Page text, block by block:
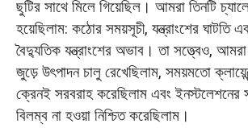
দ্রুত ওভারহেড ক্রেন ডেলিভারির জন্য
পেইন্টিং সলিউশন
চীনা নববর্ষের সময় চীন ও কাজাখস্তানে
প্রিমিয়াম ওভারহেড ক্রেন ডেলিভারি
ছুটির সাথে মিলে গিয়েছিল। আমরা তিনটি
হয়েছিলাম: কঠোর সময়সূচী, যন্ত্রাংশের ঘাটতি
বৈদ্যুতিক যন্ত্রাংশের অভাব। তা সত্ত্বেও,
জুড়ে উৎপাদন চালু রেখেছিলাম, সময়মতো
ক্রেনই সরবরাহ করেছিলাম এবং
বিলম্ব না হওয়া নিশ্চিত করেছিলাম।